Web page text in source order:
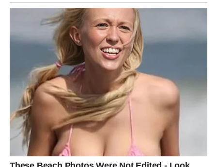
Nova energija donosi vam mnogo spontanih događaja i
zanimljivih ljudi.
Jedna vijest mogla bi vam potpuno promijeniti
raspoloženje i planove.
Sreća dolazi iznenada
Pred vama su veoma uzbudljivi dani.
JARAC